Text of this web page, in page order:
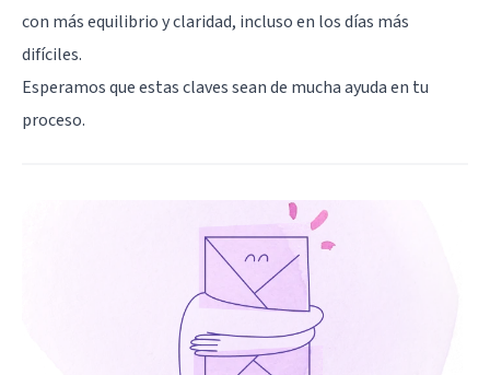
con más equilibrio y claridad, incluso en los días más
difíciles.
Esperamos que estas claves sean de mucha ayuda en tu
proceso.